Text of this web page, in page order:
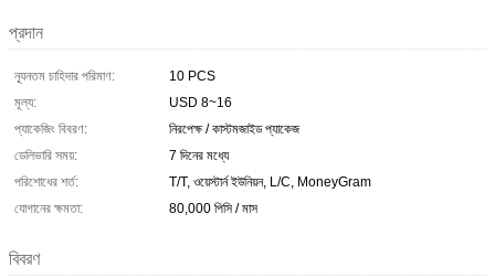
প্রদান
ন্যূনতম চাহিদার পরিমাণ:
10 PCS
মূল্য:
USD 8~16
প্যাকেজিং বিবরণ:
নিরপেক্ষ / কাস্টমজাইড প্যাকেজ
ডেলিভারি সময়:
7 দিনের মধ্যে
পরিশোধের শর্ত:
T/T, ওয়েস্টার্ন ইউনিয়ন, L/C, MoneyGram
যোগানের ক্ষমতা:
80,000 পিসি / মাস
বিবরণ